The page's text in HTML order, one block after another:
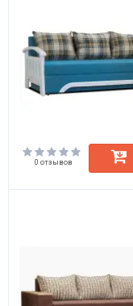
0 отзывов